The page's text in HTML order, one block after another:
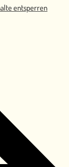
entsperren